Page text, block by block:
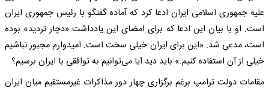
علیه جمهوری اسلامی ایران ادعا کرد که آماده گفتگو با رئیس جمهوری ایران
است. او با بیان این ادعا که برای امضای این یادداشت «دچار تردید» بوده
است، مدعی شد: «این برای ایران خیلی سخت است. امیدوارم مجبور نباشیم
خیلی از آن استفاده کنیم.» باید دید آیا می‌توانیم به توافقی با ایران برسیم؟
مقامات دولت ترامپ برغم برگزاری چهار دور مذاکرات غیرمستقیم میان ایران